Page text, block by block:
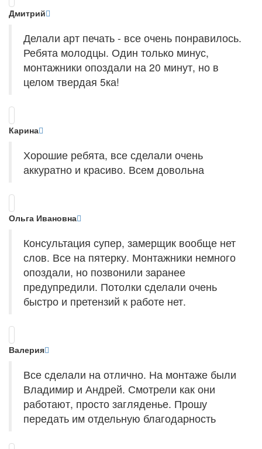
Дмитрий
Делали арт печать - все очень понравилось.
Ребята молодцы. Один только минус,
монтажники опоздали на 20 минут, но в
целом твердая 5ка!
Карина
Хорошие ребята, все сделали очень
аккуратно и красиво. Всем довольна
Ольга Ивановна
Консультация супер, замерщик вообще нет
слов. Все на пятерку. Монтажники немного
опоздали, но позвонили заранее
предупредили. Потолки сделали очень
быстро и претензий к работе нет.
Валерия
Все сделали на отлично. На монтаже были
Владимир и Андрей. Смотрели как они
работают, просто загляденье. Прошу
передать им отдельную благодарность